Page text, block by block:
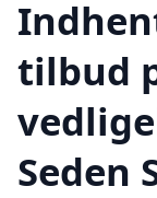
tilbud
Seden